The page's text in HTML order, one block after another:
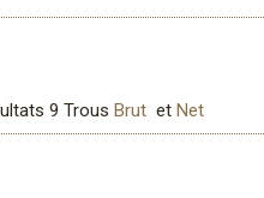
9 Trous Brut et Net